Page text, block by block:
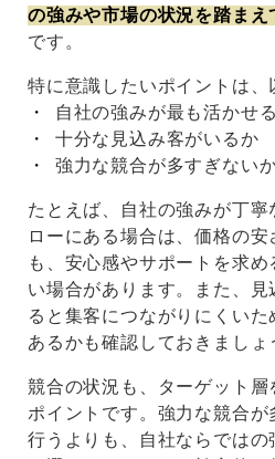
の強みや市場の状況を踏まえ
です。
特に意識したいポイントは、
自社の強みが最も活かせ
十分な見込み客がいるか
強力な競合が多すぎない
たとえば、自社の強みが丁
ローにある場合は、価格の安
も、安心感やサポートを求
い場合があります。また、
ると集客につながりにくい
あるかも確認しておきましょ
競合の状況も、ターゲット
ポイントです。強力な競合
行うよりも、自社ならでは